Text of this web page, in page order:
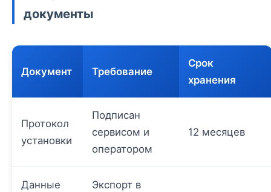
документы
Документ Требование
Срок
хранения
Протокол
установки
Подписан
сервисом и
оператором
12 месяцев
Данные
Экспорт в